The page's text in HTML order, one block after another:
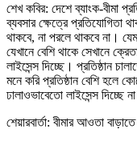
শেখ কবির: দেশে ব্যাংক-বীমা
ব্যবসার ক্ষেত্রে প্রতিযোগিতা
থাকবে, না পরলে থাকবে না।
যেখানে বেশি থাকে সেখানে
লাইসেন্স দিচ্ছে। প্রতিষ্ঠান
মনে করি প্রতিষ্ঠান বেশি হলে
ঢালাওভাবেতো লাইসেন্স দিচ্ছে
শেয়ারবার্তা: বীমার আওতা